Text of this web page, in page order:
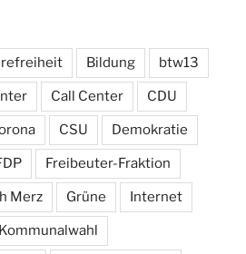
Bildung btw13
Call Center CDU
CSU Demokratie
Freibeuter-Fraktion
Merz Grüne Internet
Kommunalwahl